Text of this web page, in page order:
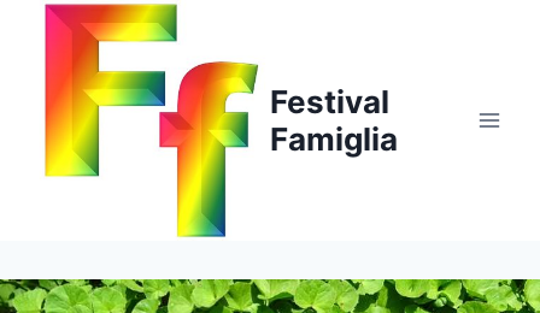
Salta
contenuto
Festival
Famiglia